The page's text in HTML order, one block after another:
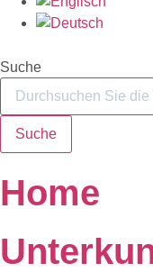
Suche
Suche
Home